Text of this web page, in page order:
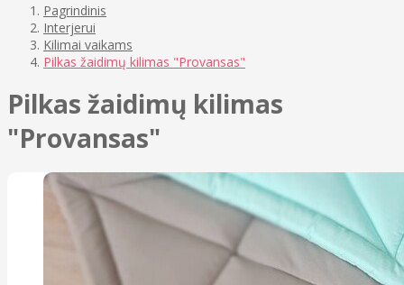
Pagrindinis
Interjerui
Kilimai vaikams
Pilkas žaidimų kilimas "Provansas"
Pilkas žaidimų kilimas
"Provansas"